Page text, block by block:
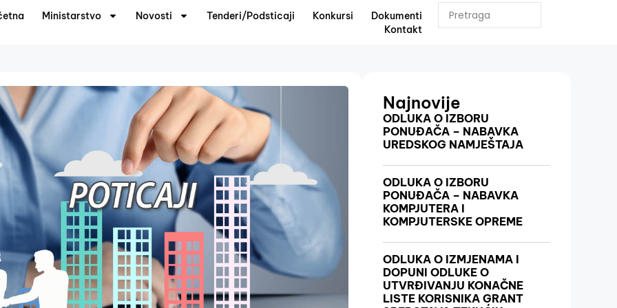
Ministarstvo Novosti Tenderi/Podsticaji Konkursi
Dokumenti
Kontakt
Najnovije
ODLUKA O IZBORU
PONUĐAČA – NABAVKA
UREDSKOG NAMJEŠTAJA
ODLUKA O IZBORU
PONUĐAČA – NABAVKA
KOMPJUTERA I
KOMPJUTERSKE OPREME
ODLUKA O IZMJENAMA I
DOPUNI ODLUKE O
UTVRĐIVANJU KONAČNE
LISTE KORISNIKA GRANT